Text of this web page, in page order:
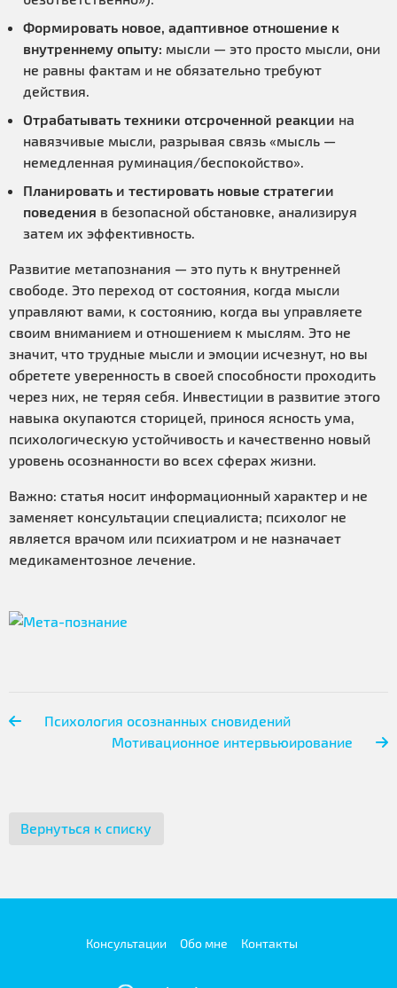
Формировать новое, адаптивное отношение к
внутреннему опыту: мысли — это просто мысли, они
не равны фактам и не обязательно требуют
действия.
Отрабатывать техники отсроченной реакции на
навязчивые мысли, разрывая связь «мысль —
немедленная руминация/беспокойство».
Планировать и тестировать новые стратегии
поведения в безопасной обстановке, анализируя
затем их эффективность.
Развитие метапознания — это путь к внутренней
свободе. Это переход от состояния, когда мысли
управляют вами, к состоянию, когда вы управляете
своим вниманием и отношением к мыслям. Это не
значит, что трудные мысли и эмоции исчезнут, но вы
обретете уверенность в своей способности проходить
через них, не теряя себя. Инвестиции в развитие этого
навыка окупаются сторицей, принося ясность ума,
психологическую устойчивость и качественно новый
уровень осознанности во всех сферах жизни.
Важно: статья носит информационный характер и не
заменяет консультации специалиста; психолог не
является врачом или психиатром и не назначает
медикаментозное лечение.
Психология осознанных сновидений
Мотивационное интервьюирование
Вернуться к списку
Консультации Обо мне Контакты